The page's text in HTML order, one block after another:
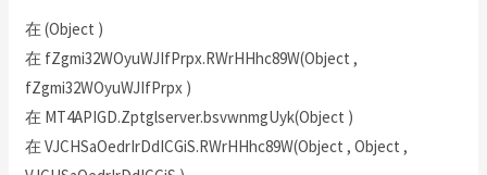
在 (Object )
在 fZgmi32WOyuWJIfPrpx.RWrHHhc89W(Object ,
fZgmi32WOyuWJIfPrpx )
在 MT4APIGD.Zptglserver.bsvwnmgUyk(Object )
在 VJCHSaOedrIrDdICGiS.RWrHHhc89W(Object , Object ,